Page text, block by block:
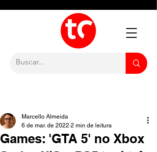
Games: 'GTA 5' no Xbox
Marcello Almeida
6 de mar. de 2022 2 min de leitura